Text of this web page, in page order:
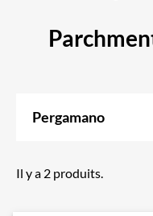
Pergamano
Il y a 2 produits.